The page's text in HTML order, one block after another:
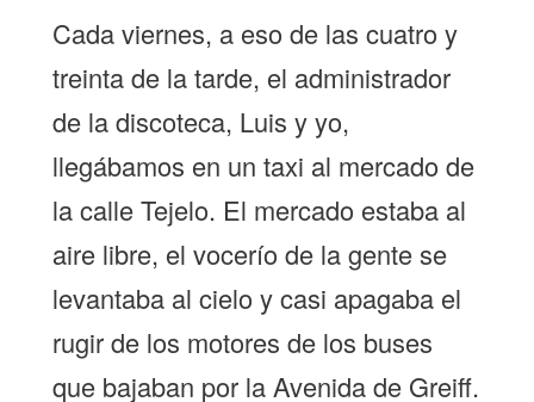
Cada viernes, a eso de las cuatro y
treinta de la tarde, el administrador
de la discoteca, Luis y yo,
llegábamos en un taxi al mercado de
la calle Tejelo. El mercado estaba al
aire libre, el vocerío de la gente se
levantaba al cielo y casi apagaba el
rugir de los motores de los buses
que bajaban por la Avenida de Greiff.